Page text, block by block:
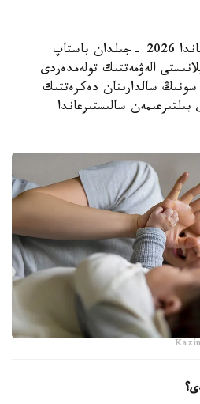
استانا. قازاقپارات - قازاقستاندا 2026 -جىلدان باستاپ
الەۋمەتتىك تولەمدەردى
سالدارىنان دەكرەتتىك
سالىستىرعاندا